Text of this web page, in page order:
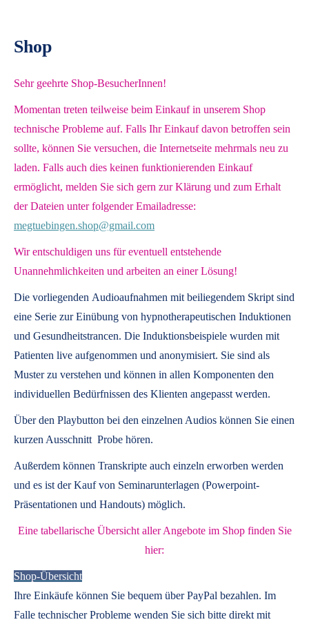
Shop
Sehr geehrte Shop-BesucherInnen!
Momentan treten teilweise beim Einkauf in unserem Shop
technische Probleme auf. Falls Ihr Einkauf davon betroffen sein
sollte, können Sie versuchen, die Internetseite mehrmals neu zu
laden. Falls auch dies keinen funktionierenden Einkauf
ermöglicht, melden Sie sich gern zur Klärung und zum Erhalt
der Dateien unter folgender Emailadresse:
megtuebingen.shop@gmail.com
Wir entschuldigen uns für eventuell entstehende
Unannehmlichkeiten und arbeiten an einer Lösung!
Die vorliegenden Audioaufnahmen mit beiliegendem Skript sind
eine Serie zur Einübung von hypnotherapeutischen Induktionen
und Gesundheitstrancen. Die Induktionsbeispiele wurden mit
Patienten live aufgenommen und anonymisiert. Sie sind als
Muster zu verstehen und können in allen Komponenten den
individuellen Bedürfnissen des Klienten angepasst werden.
Über den Playbutton bei den einzelnen Audios können Sie einen
kurzen Ausschnitt Probe hören.
Außerdem können Transkripte auch einzeln erworben werden
und es ist der Kauf von Seminarunterlagen (Powerpoint-
Präsentationen und Handouts) möglich.
Eine tabellarische Übersicht aller Angebote im Shop finden Sie
hier:
Shop-Übersicht
Ihre Einkäufe können Sie bequem über PayPal bezahlen. Im
Falle technischer Probleme wenden Sie sich bitte direkt mit